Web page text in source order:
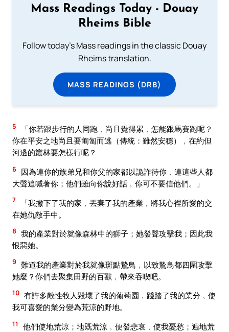
Mass Readings Today - Douay
Rheims Bible
Follow today's Mass readings in the classic Douay
Rheims translation.
MASS READINGS (DRB)
5
「你若跟步行的人同跑﹐尚且覺得累﹐怎能跟馬賽跑呢？
你在平安之地尚且要匍匐而逃（傳統：雖然安穩）﹐在約但
河邊的叢林要怎樣行呢？
6 因為連你的族弟兄和你父的家都以詭詐待你﹐連這些人都
大聲追喊著你；他們雖向你說好話﹐你可不要信他們。」
7
「我撇下了我的家﹐丟棄了我的產業﹐將我心裡所愛的交
在她仇敵手中。
8 我的產業對於就像森林中的獅子；她發聲攻擊我；因此我
恨惡她。
9 難道我的產業對於我就像斑點鷙鳥﹐以致鷙鳥都四圍攻擊
她麼？你們去聚集田野的百獸﹐帶來吞喫吧。
10 有許多敵性牧人毀壞了我的葡萄園﹐踐踏了我的業分﹐使
我可喜愛的業分變為荒涼的野地。
11
他們使地荒涼；地既荒涼﹐便發悲哀﹐使我憂愁；遍地荒